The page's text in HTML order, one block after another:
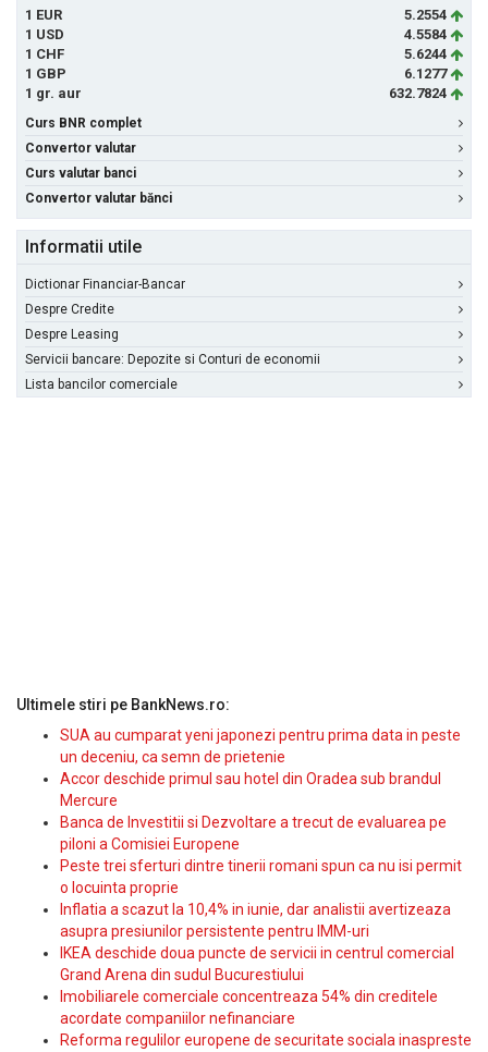
1 EUR
5.2554
1 USD
4.5584
1 CHF
5.6244
1 GBP
6.1277
1 gr. aur
632.7824
Curs BNR complet
Convertor valutar
Curs valutar banci
Convertor valutar bănci
Informatii utile
Dictionar Financiar-Bancar
Despre Credite
Despre Leasing
Servicii bancare: Depozite si Conturi de economii
Lista bancilor comerciale
Ultimele stiri pe BankNews.ro:
SUA au cumparat yeni japonezi pentru prima data in peste
un deceniu, ca semn de prietenie
Accor deschide primul sau hotel din Oradea sub brandul
Mercure
Banca de Investitii si Dezvoltare a trecut de evaluarea pe
piloni a Comisiei Europene
Peste trei sferturi dintre tinerii romani spun ca nu isi permit
o locuinta proprie
Inflatia a scazut la 10,4% in iunie, dar analistii avertizeaza
asupra presiunilor persistente pentru IMM-uri
IKEA deschide doua puncte de servicii in centrul comercial
Grand Arena din sudul Bucurestiului
Imobiliarele comerciale concentreaza 54% din creditele
acordate companiilor nefinanciare
Reforma regulilor europene de securitate sociala inaspreste